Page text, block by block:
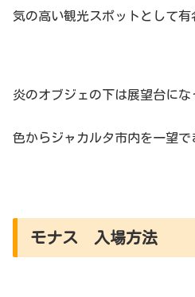
気の高い観光スポットとして有
炎のオブジェの下は展望台にな
色からジャカルタ市内を一望で
モナス 入場方法